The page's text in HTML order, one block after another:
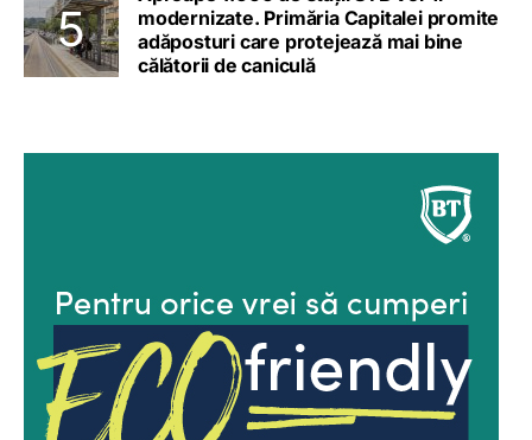
modernizate. Primăria Capitalei promite
adăposturi care protejează mai bine
călătorii de caniculă